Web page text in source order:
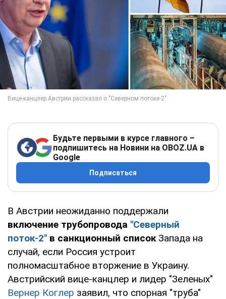
Будьте первыми в курсе главного –
подпишитесь на Новини на OBOZ.UA в
Google
Подписаться
В Австрии неожиданно поддержали
включение трубопровода "Северный
поток-2" в санкционный списокЗапада на
случай, если Россия устроит
полномасштабное вторжение в Украину.
Австрийский вице-канцлер и лидер "Зеленых"
Вернер Коглер заявил, что спорная "труба"